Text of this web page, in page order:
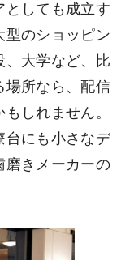
としても成立す
型のショッピン
、大学など、比
場所なら、配信
しれません。
台にも小さなデ
磨きメーカーの